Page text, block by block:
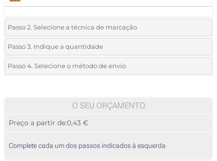
Passo 2. Selecione a técnica de marcação
*Selecione o tipo de marcação e as cores do logotipo:
1 Cor (Na frente)
Passo 3. Indique a quantidade
*Quantidade mínima:160
320
800
Passo 4. Selecione o método de envio
O SEU ORÇAMENTO
Preço a partir de:0,43 €
Complete cada um dos passos indicados à esquerda